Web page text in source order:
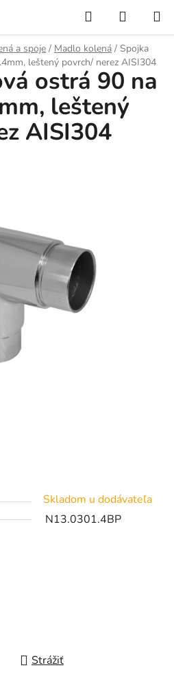
Hľadať
KOŠÍK
a spoje / Madlo kolená / Spojka
leštený povrch/ nerez AISI304
Skladom u dodávateľa
N13.0301.4BP
Strážiť
ostrá 90 na
leštený
AISI304